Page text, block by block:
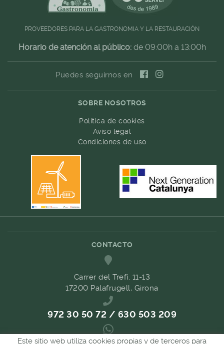
PROVEEDORES PARA LA GASTRONOMIA Y LA RESTAURACIÓN
Horario de atención al público:de 09:00h a 13:00h
Puedes seguirnos en
SOBRE NOSOTROS
Política de cookies
Aviso legal
Condiciones de uso
CONTACTO
Carrer del Trefí. 11-13
17200 Palafrugell, Girona
972 30 50 72 / 630 503 209
Este sitio web utiliza cookies propias y de terceros para